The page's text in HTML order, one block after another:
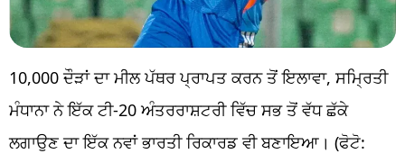
10,000 ਦੌੜਾਂ ਦਾ ਮੀਲ ਪੱਥਰ ਪ੍ਰਾਪਤ ਕਰਨ ਤੋਂ ਇਲਾਵਾ, ਸਮ੍ਰਿਤੀ
ਮੰਧਾਨਾ ਨੇ ਇੱਕ ਟੀ-20 ਅੰਤਰਰਾਸ਼ਟਰੀ ਵਿੱਚ ਸਭ ਤੋਂ ਵੱਧ ਛੱਕੇ
ਲਗਾਉਣ ਦਾ ਇੱਕ ਨਵਾਂ ਭਾਰਤੀ ਰਿਕਾਰਡ ਵੀ ਬਣਾਇਆ। (ਫੋਟੋ: